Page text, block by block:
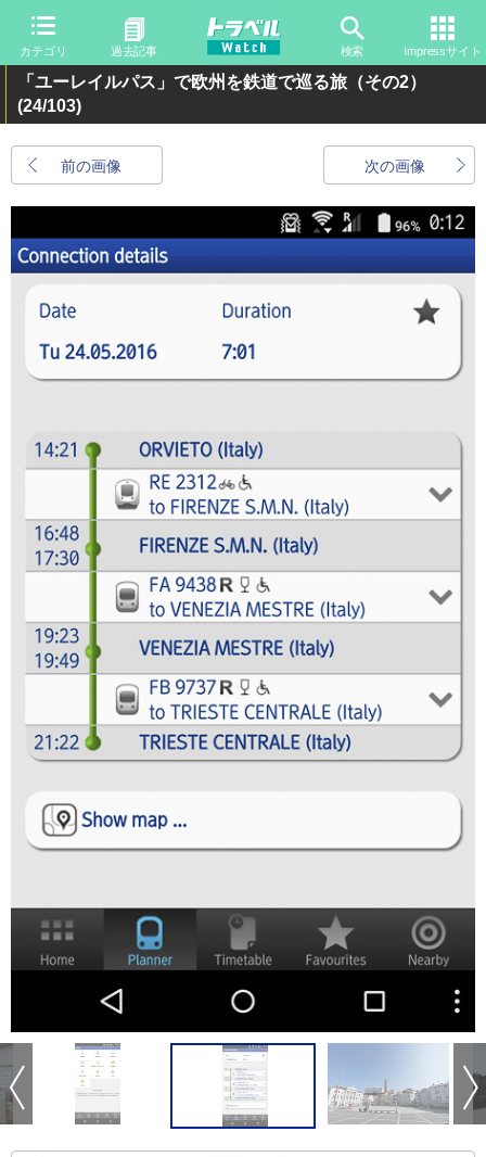
カテゴリ 過去記事 検索 Impressサイト
「ユーレイルパス」で欧州を鉄道で巡る旅（その2）
(24/103)
前の画像 次の画像